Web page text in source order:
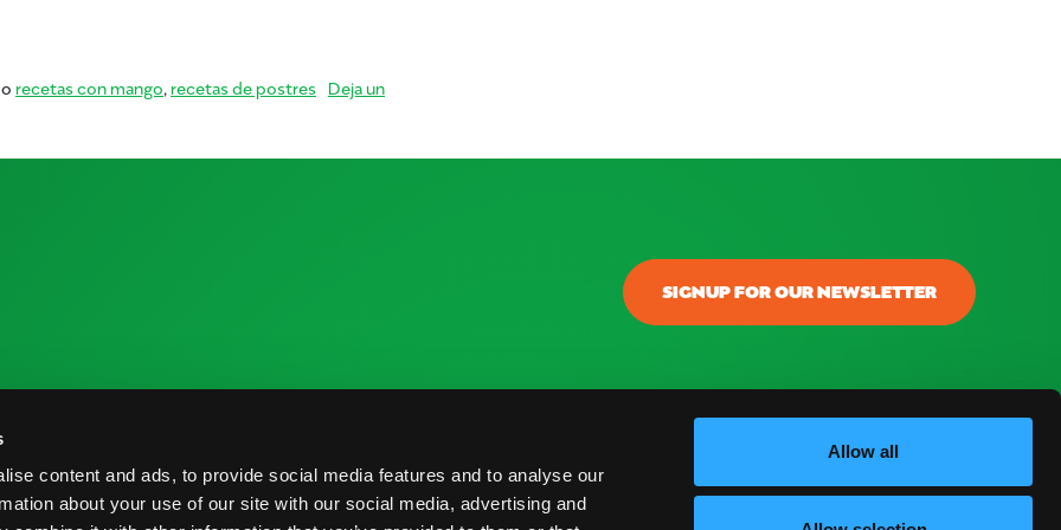
content and ads, to provide social media features and to analyse our
about your use of our site with our social media, advertising and
Allow all
recetas con mango recetas de postres Deja un
SIGNUP FOR OUR NEWSLETTER
la Industria
de Cosecha
Recursos de Investigación
Informe de Cosecha
Conectar
Blog